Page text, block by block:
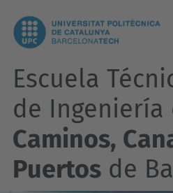
Escuela
de Ingeniería
Caminos,
Puertos de